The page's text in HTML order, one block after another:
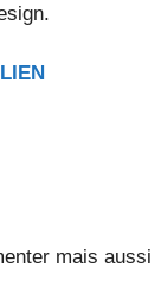
mais aussi